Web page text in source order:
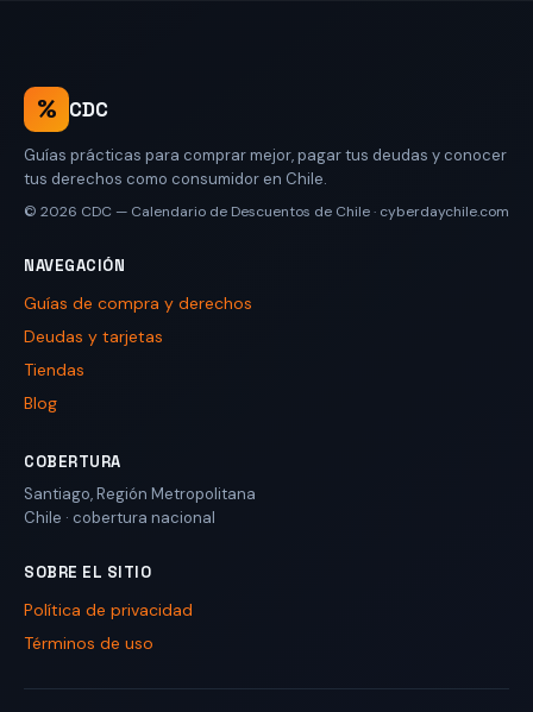
% CDC
Guías prácticas para comprar mejor, pagar tus deudas y conocer
tus derechos como consumidor en Chile.
© 2026 CDC — Calendario de Descuentos de Chile· cyberdaychile.com
NAVEGACIÓN
Guías de compra y derechos
Deudas y tarjetas
Tiendas
Blog
COBERTURA
Santiago,Región Metropolitana
Chile · cobertura nacional
SOBRE EL SITIO
Política de privacidad
Términos de uso